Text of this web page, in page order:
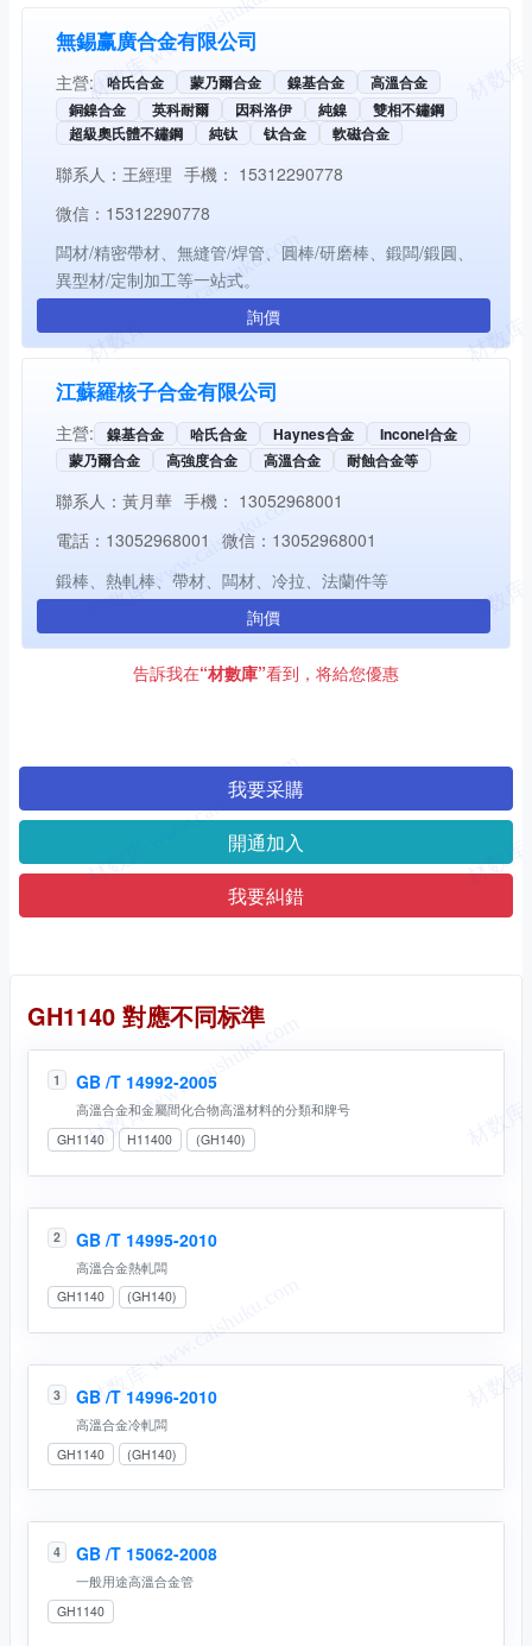
無錫赢廣合金有限公司
主營: 哈氏合金 蒙乃爾合金 鎳基合金
高溫合金
銅鎳合金
英科耐爾 因科洛伊 純鎳
雙相不鏽鋼
超級奧氏體不鏽鋼
純钛 钛合金 軟磁合金
聯系人： 王經理 手機： 15312290778
微信： 15312290778
闆材/精密帶材、無縫管/焊管、圓棒/研磨棒、鍛闆/鍛圓、
異型材/定制加工等一站式。
詢價
江蘇羅核子合金有限公司
主營: 鎳基合金 哈氏合金 Haynes合金
Inconel合金
蒙乃爾合金
高強度合金 高溫合金 耐蝕合金等
聯系人： 黃月華 手機： 13052968001
電話： 13052968001 微信： 13052968001
鍛棒、熱軋棒、帶材、闆材、冷拉、法蘭件等
詢價
告訴我在“材數庫”看到，将給您優惠
我要采購
開通加入
我要糾錯
同名标準
GH1140 對應不同标準
1 GB /T 14992-2005
高溫合金和金屬間化合物高溫材料的分類和牌号
GH1140 H11400 (GH140)
2 GB /T 14995-2010
高溫合金熱軋闆
GH1140 (GH140)
3 GB /T 14996-2010
高溫合金冷軋闆
GH1140 (GH140)
4 GB /T 15062-2008
一般用途高溫合金管
GH1140